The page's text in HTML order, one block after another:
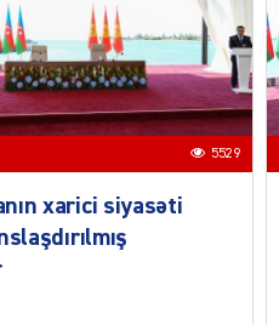
5529
xarici siyasəti